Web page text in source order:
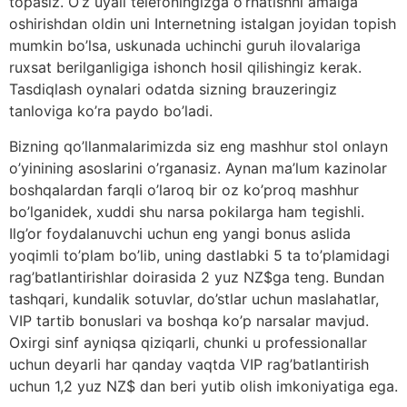
oshirishdan oldin uni Internetning istalgan joyidan topish
mumkin bo’lsa, uskunada uchinchi guruh ilovalariga
ruxsat berilganligiga ishonch hosil qilishingiz kerak.
Tasdiqlash oynalari odatda sizning brauzeringiz
tanloviga ko’ra paydo bo’ladi.
Bizning qo’llanmalarimizda siz eng mashhur stol onlayn
o’yinining asoslarini o’rganasiz. Aynan ma’lum kazinolar
boshqalardan farqli o’laroq bir oz ko’proq mashhur
bo’lganidek, xuddi shu narsa pokilarga ham tegishli.
Ilg’or foydalanuvchi uchun eng yangi bonus aslida
yoqimli to’plam bo’lib, uning dastlabki 5 ta to’plamidagi
rag’batlantirishlar doirasida 2 yuz NZ$ga teng. Bundan
tashqari, kundalik sotuvlar, do’stlar uchun maslahatlar,
VIP tartib bonuslari va boshqa ko’p narsalar mavjud.
Oxirgi sinf ayniqsa qiziqarli, chunki u professionallar
uchun deyarli har qanday vaqtda VIP rag’batlantirish
uchun 1,2 yuz NZ$ dan beri yutib olish imkoniyatiga ega.